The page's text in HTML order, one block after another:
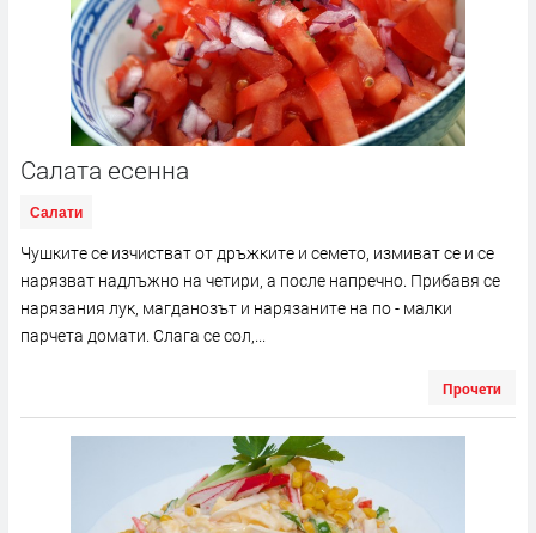
Салата есенна
Салати
Чушките се изчистват от дръжките и семето, измиват се и се
нарязват надлъжно на четири, а после напречно. Прибавя се
нарязания лук, магданозът и нарязаните на по - малки
парчета домати. Слага се сол,...
Прочети